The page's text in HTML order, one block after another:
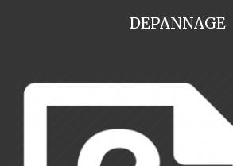
DEPANNAGE